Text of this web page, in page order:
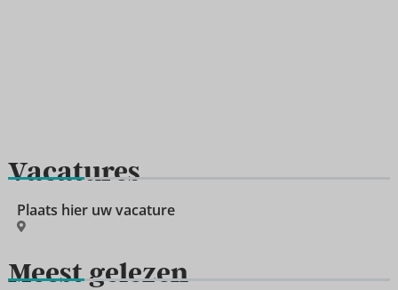
Vacatures
Plaats hier uw vacature
Meest gelezen